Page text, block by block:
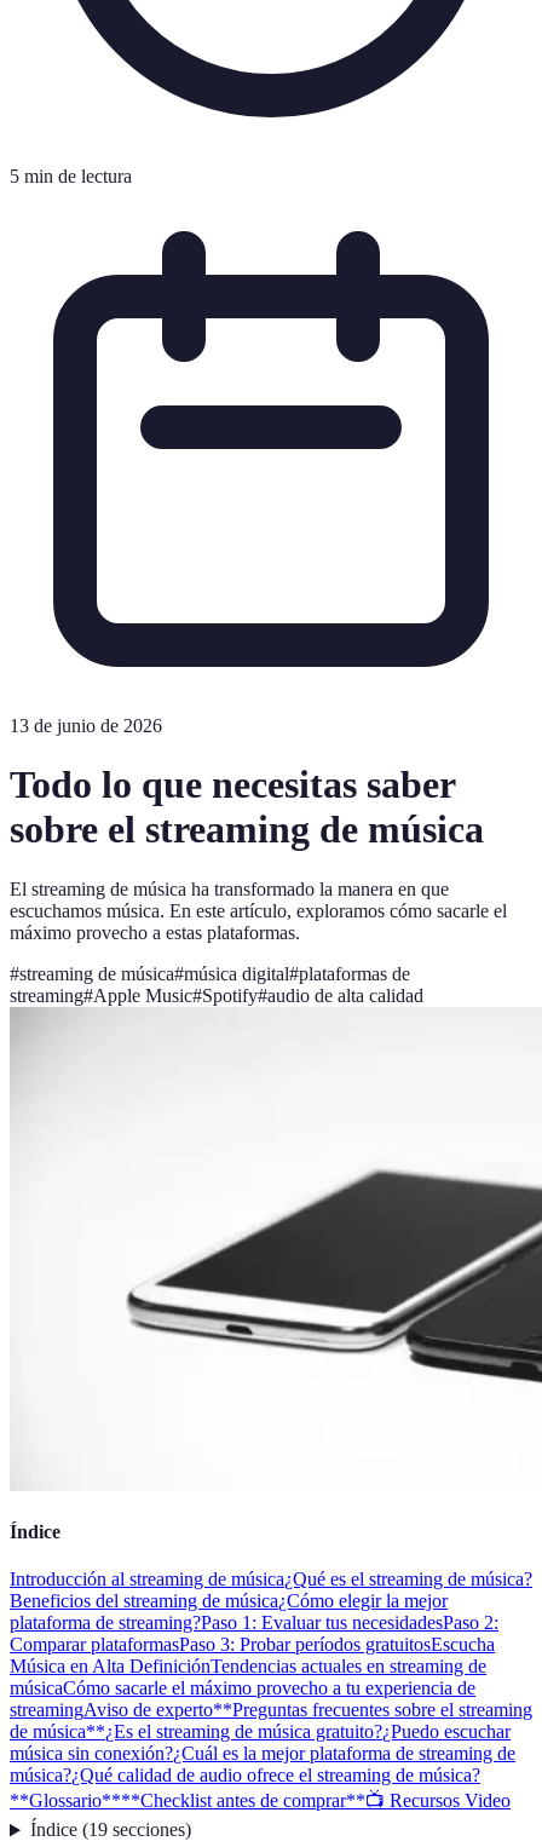
5 min de lectura
13 de junio de 2026
Todo lo que necesitas saber
sobre el streaming de música
El streaming de música ha transformado la manera en que
escuchamos música. En este artículo, exploramos cómo sacarle el
máximo provecho a estas plataformas.
#streaming de música#música digital#plataformas de
streaming#Apple Music#Spotify#audio de alta calidad
Índice
Introducción al streaming de música¿Qué es el streaming de música?
Beneficios del streaming de música¿Cómo elegir la mejor
plataforma de streaming?Paso 1: Evaluar tus necesidadesPaso 2:
Comparar plataformasPaso 3: Probar períodos gratuitosEscucha
Música en Alta DefiniciónTendencias actuales en streaming de
músicaCómo sacarle el máximo provecho a tu experiencia de
streamingAviso de experto**Preguntas frecuentes sobre el streaming
de música**¿Es el streaming de música gratuito?¿Puedo escuchar
música sin conexión?¿Cuál es la mejor plataforma de streaming de
música?¿Qué calidad de audio ofrece el streaming de música?
**Glossario****Checklist antes de comprar**📺 Recursos Video
Índice(19 secciones)